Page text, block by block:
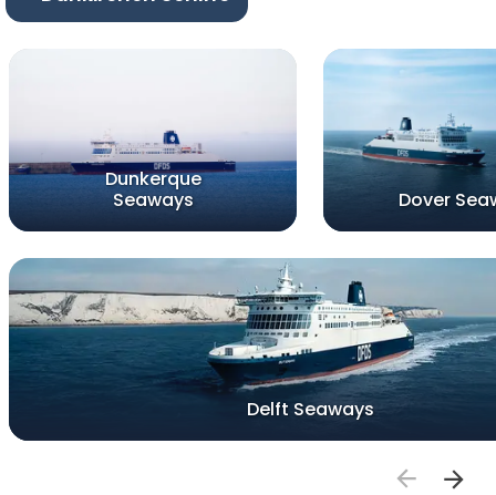
Dunkerque
Seaways
Dover
Delft Seaways